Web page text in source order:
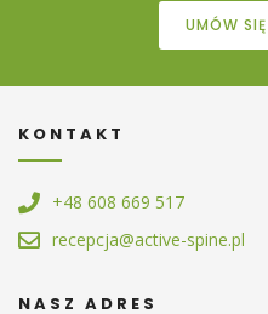
UMÓW
KONTAKT
+48 608 669 517
recepcja@active-spine.pl
NASZ ADRES